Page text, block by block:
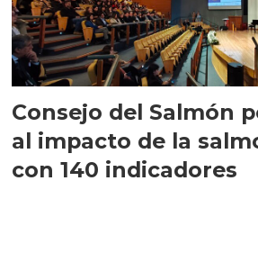
Consejo del Salmón
al impacto de la
con 140 indicadores